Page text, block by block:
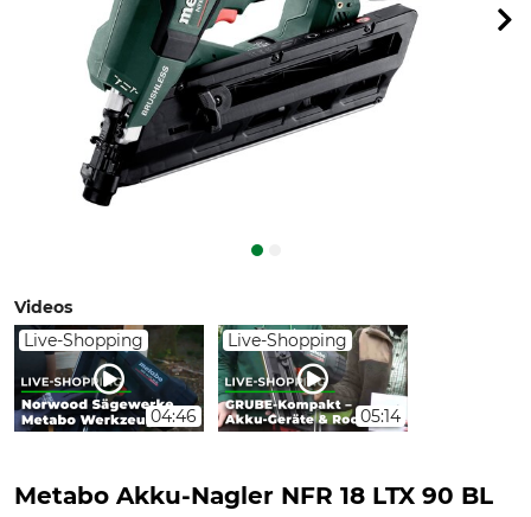
Videos
Live-Shopping
04:46
Live-Shopping
05:14
Metabo Akku-Nagler NFR 18 LTX 90 BL